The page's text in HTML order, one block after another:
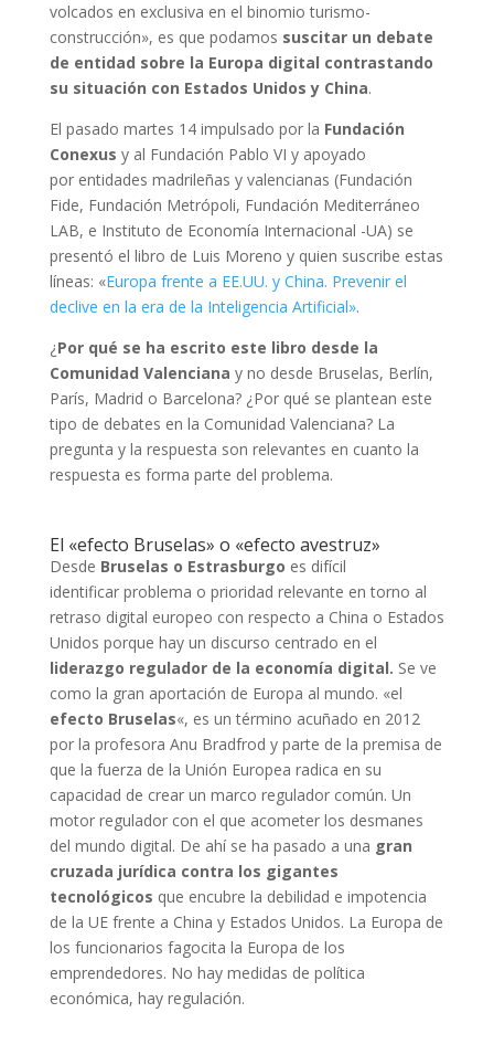
volcados en exclusiva en el binomio turismo-
construcción», es que podamos suscitar un debate
de entidad sobre la Europa digital contrastando
su situación con Estados Unidos y China.
El pasado martes 14 impulsado por la Fundación
Conexus y al Fundación Pablo VI y apoyado
por entidades madrileñas y valencianas (Fundación
Fide, Fundación Metrópoli, Fundación Mediterráneo
LAB, e Instituto de Economía Internacional -UA) se
presentó el libro de Luis Moreno y quien suscribe estas
líneas: «Europa frente a EE.UU. y China. Prevenir el
declive en la era de la Inteligencia Artificial».
¿Por qué se ha escrito este libro desde la
Comunidad Valenciana y no desde Bruselas, Berlín,
París, Madrid o Barcelona? ¿Por qué se plantean este
tipo de debates en la Comunidad Valenciana? La
pregunta y la respuesta son relevantes en cuanto la
respuesta es forma parte del problema.
El «efecto Bruselas» o «efecto avestruz»
Desde Bruselas o Estrasburgo es difícil
identificar problema o prioridad relevante en torno al
retraso digital europeo con respecto a China o Estados
Unidos porque hay un discurso centrado en el
liderazgo regulador de la economía digital. Se ve
como la gran aportación de Europa al mundo. «el
efecto Bruselas«, es un término acuñado en 2012
por la profesora Anu Bradfrod y parte de la premisa de
que la fuerza de la Unión Europea radica en su
capacidad de crear un marco regulador común. Un
motor regulador con el que acometer los desmanes
del mundo digital. De ahí se ha pasado a una gran
cruzada jurídica contra los gigantes
tecnológicos que encubre la debilidad e impotencia
de la UE frente a China y Estados Unidos. La Europa de
los funcionarios fagocita la Europa de los
emprendedores. No hay medidas de política
económica, hay regulación.